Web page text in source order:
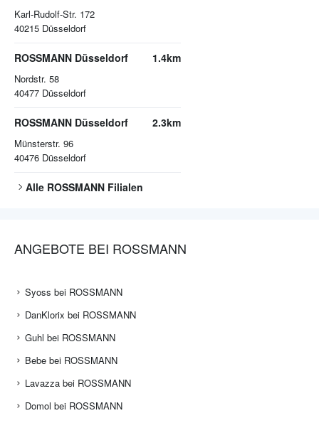
Karl-Rudolf-Str. 172
40215 Düsseldorf
ROSSMANN Düsseldorf
Nordstr. 58
40477 Düsseldorf
1.4km
ROSSMANN Düsseldorf
Münsterstr. 96
40476 Düsseldorf
2.3km
Alle ROSSMANN Filialen
ANGEBOTE BEI ROSSMANN
Syoss bei ROSSMANN
DanKlorix bei ROSSMANN
Guhl bei ROSSMANN
Bebe bei ROSSMANN
Lavazza bei ROSSMANN
Domol bei ROSSMANN